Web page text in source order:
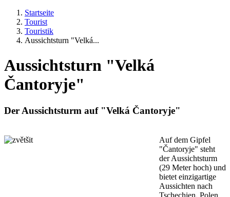
Startseite
Tourist
Touristik
Aussichtsturn "Velká...
Aussichtsturn "Velká
Čantoryje"
Der Aussichtsturm auf "Velká Čantoryje"
Auf dem Gipfel
"Čantoryje" steht
der Aussichtsturm
(29 Meter hoch) und
bietet einzigartige
Aussichten nach
Tschechien, Polen